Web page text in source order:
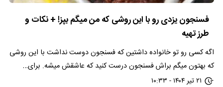
فسنجون یزدی رو با این روشی که من میگم بپز! + نکات و
طرز تهیه
اگه کسی رو تو خانواده داشتین که فسنجون دوست نداشت با این روشی
که بهتون میگم براش فسنجون درست کنید که عاشقش میشه. برای…
۲۱ تیر ۱۴۰۴ - ۱۰:۳۳